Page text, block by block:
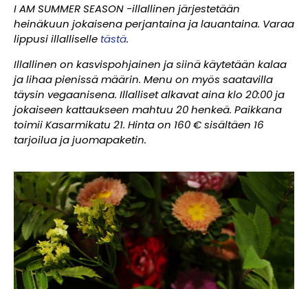
I AM SUMMER SEASON -illallinen järjestetään
heinäkuun jokaisena perjantaina ja lauantaina. Varaa
lippusi illalliselle tästä.
Illallinen on kasvispohjainen ja siinä käytetään kalaa
ja lihaa pienissä määrin. Menu on myös saatavilla
täysin vegaanisena. Illalliset alkavat aina klo 20:00 ja
jokaiseen kattaukseen mahtuu 20 henkeä. Paikkana
toimii Kasarmikatu 21. Hinta on 160 € sisältäen 16
tarjoilua ja juomapaketin.